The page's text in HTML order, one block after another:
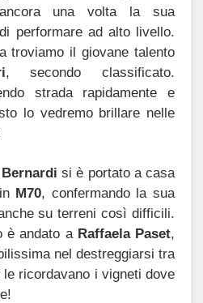
una volta la sua
performare ad alto livello.
troviamo il giovane talento
, secondo classificato.
strada rapidamente e
lo vedremo brillare nelle
si è portato a casa
in M70, confermando la sua
su terreni così difficili.
è andato a Raffaela Paset,
nel destreggiarsi tra
ricordavano i vigneti dove